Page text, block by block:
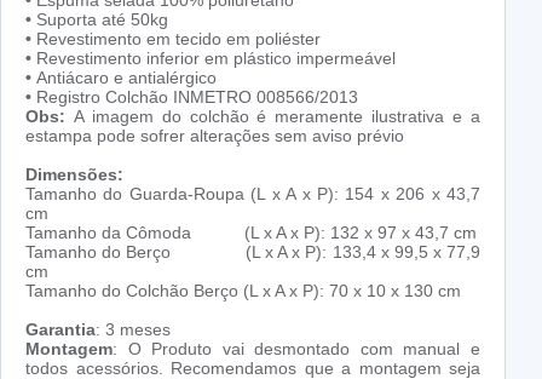
• Suporta até 50kg
• Revestimento em tecido em poliéster
• Revestimento inferior em plástico impermeável
• Antiácaro e antialérgico
• Registro Colchão INMETRO 008566/2013
Obs: A imagem do colchão é meramente ilustrativa e a
estampa pode sofrer alterações sem aviso prévio
Dimensões:
Tamanho do Guarda-Roupa (L x A x P): 154 x 206 x 43,7
cm
Tamanho da Cômoda (L x A x P): 132 x 97 x 43,7 cm
Tamanho do Berço (L x A x P): 133,4 x 99,5 x 77,9
cm
Tamanho do Colchão Berço (L x A x P): 70 x 10 x 130 cm
Garantia: 3 meses
Montagem: O Produto vai desmontado com manual e
todos acessórios. Recomendamos que a montagem seja